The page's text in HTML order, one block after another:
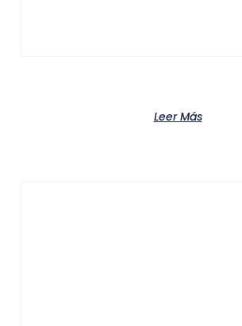
Leer Más